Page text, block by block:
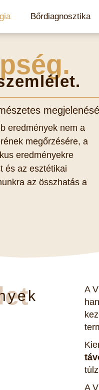
Bőrdiagnosztika
eredmények nem a
megőrzésére, a
eredményekre
és az esztétikai
az összhatás a
A
A